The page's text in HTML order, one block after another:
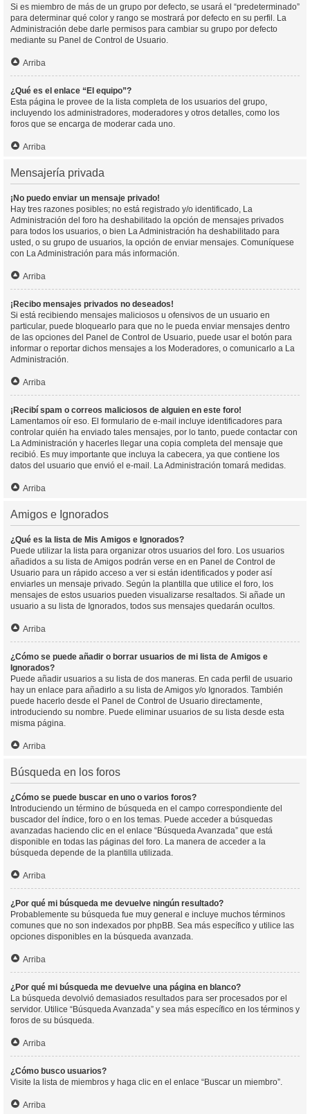
Si es miembro de más de un grupo por defecto, se usará el “predeterminado”
para determinar qué color y rango se mostrará por defecto en su perfil. La
Administración debe darle permisos para cambiar su grupo por defecto
mediante su Panel de Control de Usuario.
Arriba
¿Qué es el enlace “El equipo”?
Esta página le provee de la lista completa de los usuarios del grupo,
incluyendo los administradores, moderadores y otros detalles, como los
foros que se encarga de moderar cada uno.
Arriba
Mensajería privada
¡No puedo enviar un mensaje privado!
Hay tres razones posibles; no está registrado y/o identificado, La
Administración del foro ha deshabilitado la opción de mensajes privados
para todos los usuarios, o bien La Administración ha deshabilitado para
usted, o su grupo de usuarios, la opción de enviar mensajes. Comuníquese
con La Administración para más información.
Arriba
¡Recibo mensajes privados no deseados!
Si está recibiendo mensajes maliciosos u ofensivos de un usuario en
particular, puede bloquearlo para que no le pueda enviar mensajes dentro
de las opciones del Panel de Control de Usuario, puede usar el botón para
informar o reportar dichos mensajes a los Moderadores, o comunicarlo a La
Administración.
Arriba
¡Recibí spam o correos maliciosos de alguien en este foro!
Lamentamos oír eso. El formulario de e-mail incluye identificadores para
controlar quién ha enviado tales mensajes, por lo tanto, puede contactar con
La Administración y hacerles llegar una copia completa del mensaje que
recibió. Es muy importante que incluya la cabecera, ya que contiene los
datos del usuario que envió el e-mail. La Administración tomará medidas.
Arriba
Amigos e Ignorados
¿Qué es la lista de Mis Amigos e Ignorados?
Puede utilizar la lista para organizar otros usuarios del foro. Los usuarios
añadidos a su lista de Amigos podrán verse en en Panel de Control de
Usuario para un rápido acceso a ver si están identificados y poder así
enviarles un mensaje privado. Según la plantilla que utilice el foro, los
mensajes de estos usuarios pueden visualizarse resaltados. Si añade un
usuario a su lista de Ignorados, todos sus mensajes quedarán ocultos.
Arriba
¿Cómo se puede añadir o borrar usuarios de mi lista de Amigos e
Ignorados?
Puede añadir usuarios a su lista de dos maneras. En cada perfil de usuario
hay un enlace para añadirlo a su lista de Amigos y/o Ignorados. También
puede hacerlo desde el Panel de Control de Usuario directamente,
introduciendo su nombre. Puede eliminar usuarios de su lista desde esta
misma página.
Arriba
Búsqueda en los foros
¿Cómo se puede buscar en uno o varios foros?
Introduciendo un término de búsqueda en el campo correspondiente del
buscador del índice, foro o en los temas. Puede acceder a búsquedas
avanzadas haciendo clic en el enlace “Búsqueda Avanzada” que está
disponible en todas las páginas del foro. La manera de acceder a la
búsqueda depende de la plantilla utilizada.
Arriba
¿Por qué mi búsqueda me devuelve ningún resultado?
Probablemente su búsqueda fue muy general e incluye muchos términos
comunes que no son indexados por phpBB. Sea más específico y utilice las
opciones disponibles en la búsqueda avanzada.
Arriba
¿Por qué mi búsqueda me devuelve una página en blanco?
La búsqueda devolvió demasiados resultados para ser procesados por el
servidor. Utilice “Búsqueda Avanzada” y sea más específico en los términos y
foros de su búsqueda.
Arriba
¿Cómo busco usuarios?
Visite la lista de miembros y haga clic en el enlace “Buscar un miembro”.
Arriba